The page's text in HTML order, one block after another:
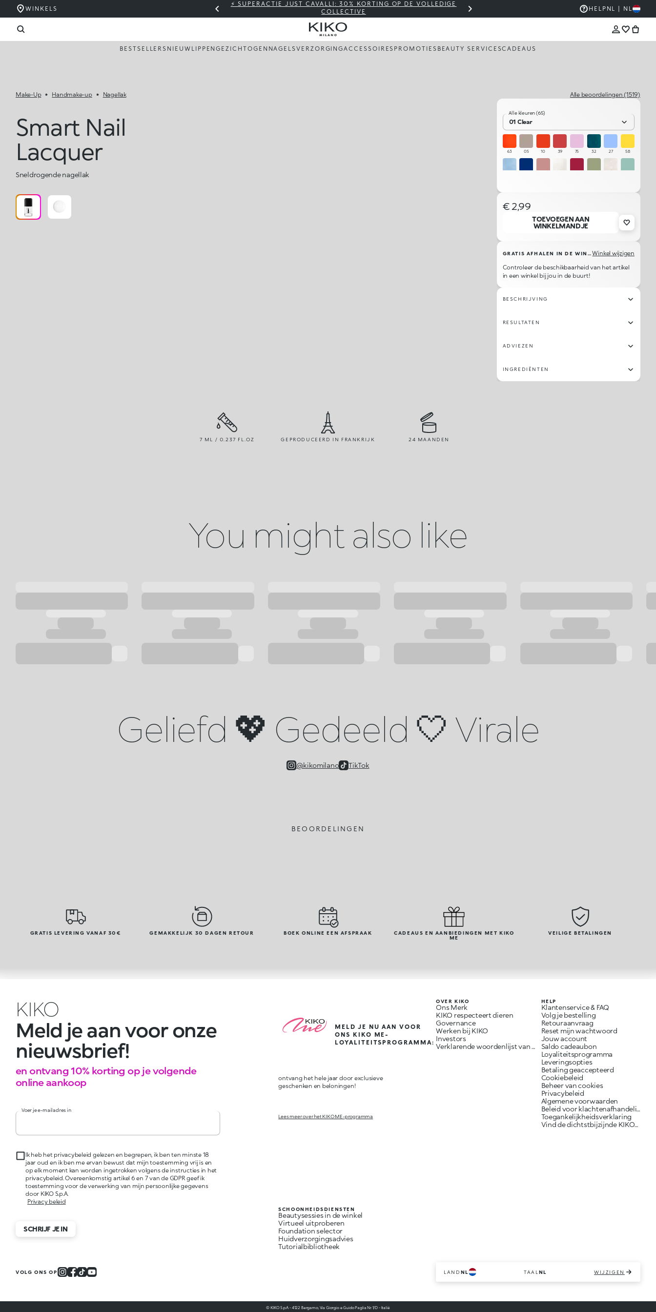
WINKELS
⚡ SUPERACTIE JUST CAVALLI: 30% KORTING OP DE VOLLEDIGE
COLLECTIVE
THE KIKO SALE: TOT -50%
HELP NL | NL
BESTSELLERS NIEUW LIPPENGEZICHTOGEN NAGELSVERZORGINGACCESSOIRES PROMOTIES BEAUTY SERVICESCADEAUS
Make-Up Handmake-up Nagellak
Smart Nail
Lacquer
Sneldrogende nagellak
Alle beoordelingen (1519)
Alle kleuren (65)
01 Clear
63 05 10 39 75 32 27 58
70 16 64 48
76 01 43 73 15 103 102 22
€ 2,99
TOEVOEGEN AAN
WINKELMANDJE
GRATIS AFHALEN IN DE WINKEL Winkel wijzigen
Controleer de beschikbaarheid van het artikel
in een winkel bij jou in de buurt!
BESCHRIJVING
RESULTATEN
ADVIEZEN
INGREDIËNTEN
7 ML / 0.237 FL.OZ GEPRODUCEERD IN FRANKRIJK 24 MAANDEN
You might also like
Geliefd 💖 Gedeeld 🤍 Virale
@kikomilano TikTok
BEOORDELINGEN
GRATIS LEVERING VANAF 30€ GEMAKKELIJK 30 DAGEN RETOUR BOEK ONLINE EEN AFSPRAAK
CADEAUS EN AANBIEDINGEN MET KIKO
ME
VEILIGE BETALINGEN
KIKO
Meld je aan voor onze
nieuwsbrief!
en ontvang 10% korting op je volgende
online aankoop
Voer je e-mailadres in
Ik heb het privacybeleid gelezen en begrepen, ik ben ten minste 18
jaar oud en ik ben me ervan bewust dat mijn toestemming vrij is en
op elk moment kan worden ingetrokken volgens de instructies in het
privacybeleid. Overeenkomstig artikel 6 en 7 van de GDPR geef ik
toestemming voor de verwerking van mijn persoonlijke gegevens
door KIKO S.p.A.
Privacy beleid
SCHRIJF JE IN
MELD JE NU AAN VOOR
ONS KIKO ME-
LOYALITEITSPROGRAMMA:
ontvang het hele jaar door exclusieve
geschenken en beloningen!
Lees meer over het KIKO ME-programma
SCHOONHEIDSDIENSTEN
Beautysessies in de winkel
Virtueel uitproberen
Foundation selector
Huidverzorgingsadvies
Tutorialbibliotheek
OVER KIKO
Ons Merk
KIKO respecteert dieren
Governance
Werken bij KIKO
Investors
Verklarende woordenlijst van ingrediënten
HELP
Klantenservice & FAQ
Volg je bestelling
Retouraanvraag
Reset mijn wachtwoord
Jouw account
Saldo cadeaubon
Loyaliteitsprogramma
Leveringsopties
Betaling geaccepteerd
Cookiebeleid
Beheer van cookies
Privacybeleid
Algemene voorwaarden
Beleid voor klachtenafhandeling
Toegankelijkheidsverklaring
Vind de dichtstbijzijnde KIKO-winkel
VOLG ONS OP LAND NL TAAL NL WIJZIGEN
© KIKO S.p.A. - 4122 Bergamo, Via Giorgio e Guido Paglia Nr. 1/D - Italië